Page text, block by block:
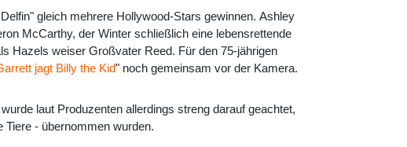
gleich mehrere Hollywood-Stars gewinnen. Ashley
McCarthy, der Winter schließlich eine lebensrettende
Hazels weiser Großvater Reed. Für den 75-jährigen
jagt Billy the Kid" noch gemeinsam vor der Kamera.
laut Produzenten allerdings streng darauf geachtet,
- übernommen wurden.